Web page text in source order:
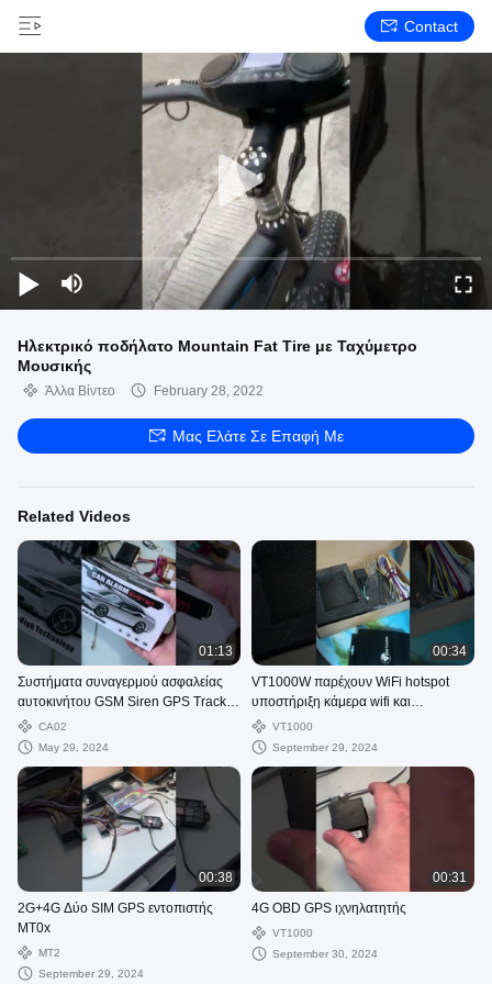
Contact
Ηλεκτρικό ποδήλατο Mountain Fat Tire με Ταχύμετρο
Μουσικής
Άλλα Βίντεο February 28, 2022
Μας Ελάτε Σε Επαφή Με
Related Videos
01:13
Συστήματα συναγερμού ασφαλείας
αυτοκινήτου GSM Siren GPS Tracker
οχήματος με αισθητήρα κλονισμού
CA02
May 29, 2024
00:34
VT1000W παρέχουν WiFi hotspot
υποστήριξη κάμερα wifi και
αισθητήρα καυσίμου
VT1000
September 29, 2024
00:38
2G+4G Δύο SIM GPS εντοπιστής
MT0x
ΜΤ2
September 29, 2024
00:31
4G OBD GPS ιχνηλατητής
VT1000
September 30, 2024